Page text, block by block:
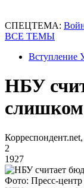
СПЕЦТЕМА:
ВСЕ ТЕМЫ
Вступление
НБУ
2
1927
Фото: Пресс-